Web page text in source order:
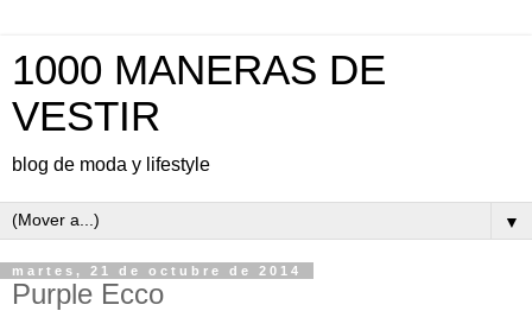
1000 MANERAS DE
VESTIR
blog de moda y lifestyle
▼
martes, 21 de octubre de 2014
Purple Ecco